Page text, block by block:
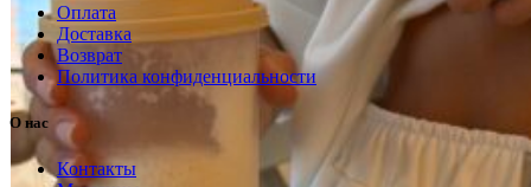
Оплата
Доставка
Возврат
Политика конфиденциальности
О нас
Контакты